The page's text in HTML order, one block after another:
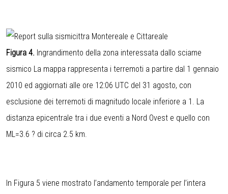
Figura 4. Ingrandimento della zona interessata dallo sciame
sismico La mappa rappresenta i terremoti a partire dal 1 gennaio
2010 ed aggiornati alle ore 12:06 UTC del 31 agosto, con
esclusione dei terremoti di magnitudo locale inferiore a 1. La
distanza epicentrale tra i due eventi a Nord Ovest e quello con
ML=3.6 ? di circa 2.5 km.
In Figura 5 viene mostrato l’andamento temporale per l’intera